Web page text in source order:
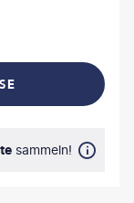
sammeln!